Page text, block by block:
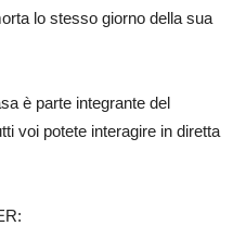
lo stesso giorno della sua
è parte integrante del
voi potete interagire in diretta